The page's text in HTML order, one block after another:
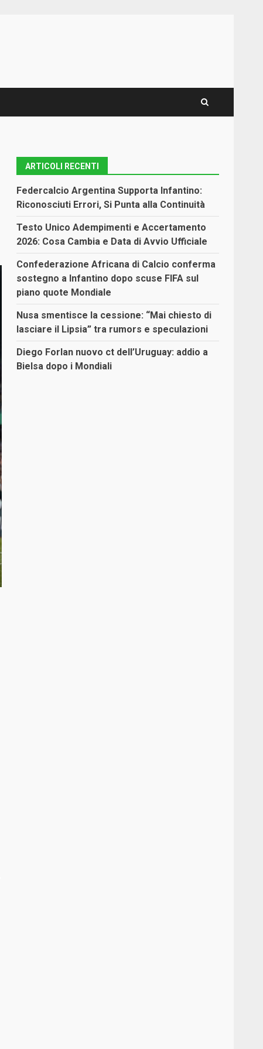
ARTICOLI RECENTI
Federcalcio Argentina Supporta Infantino:
Riconosciuti Errori, Si Punta alla Continuità
Testo Unico Adempimenti e Accertamento
2026: Cosa Cambia e Data di Avvio Ufficiale
Confederazione Africana di Calcio conferma
sostegno a Infantino dopo scuse FIFA sul
piano quote Mondiale
Nusa smentisce la cessione: “Mai chiesto di
lasciare il Lipsia” tra rumors e speculazioni
Diego Forlan nuovo ct dell’Uruguay: addio a
Bielsa dopo i Mondiali